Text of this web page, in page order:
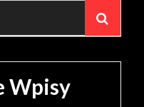
Wpisy